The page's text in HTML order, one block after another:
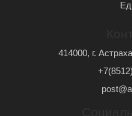
414000, г.